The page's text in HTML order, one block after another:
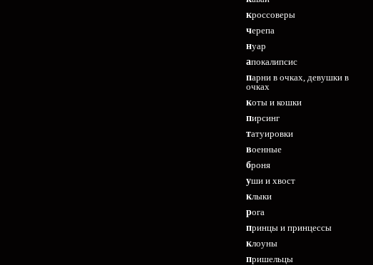
кроссоверы
черепа
нуар
апокалипсис
парни в очках, девушки в
очках
коты и кошки
пирсинг
татуировки
военные
броня
уши и хвост
клыки
рога
принцы и принцессы
клоуны
пришельцы